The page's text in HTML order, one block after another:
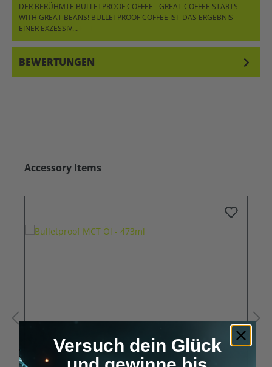
DER BERÜHMTE BULLETPROOF COFFEE - GREAT COFFEE STARTS
WITH GREAT BEANS! BULLETPROOF COFFEE IST DAS ERGEBNIS
EINER EXZESSIV…
BEWERTUNGEN
Produktgalerie überspringen
Accessory Items
Versuch dein Glück